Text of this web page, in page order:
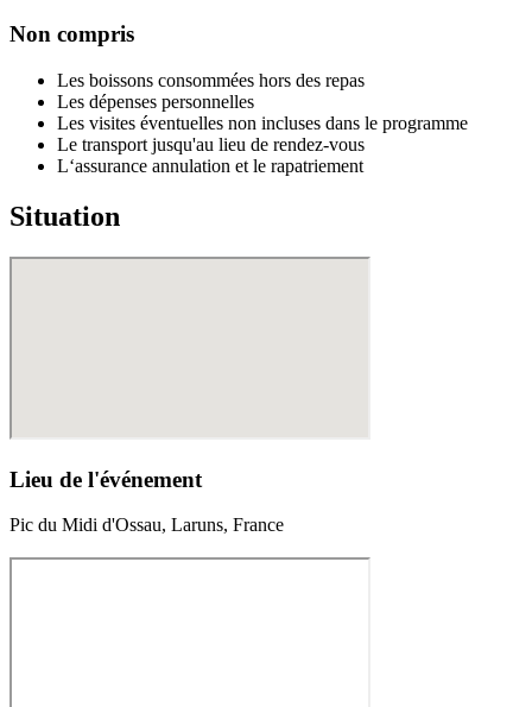
Non compris
Les boissons consommées hors des repas
Les dépenses personnelles
Les visites éventuelles non incluses dans le programme
Le transport jusqu'au lieu de rendez-vous
L‘assurance annulation et le rapatriement
Situation
Lieu de l'événement
Pic du Midi d'Ossau, Laruns, France